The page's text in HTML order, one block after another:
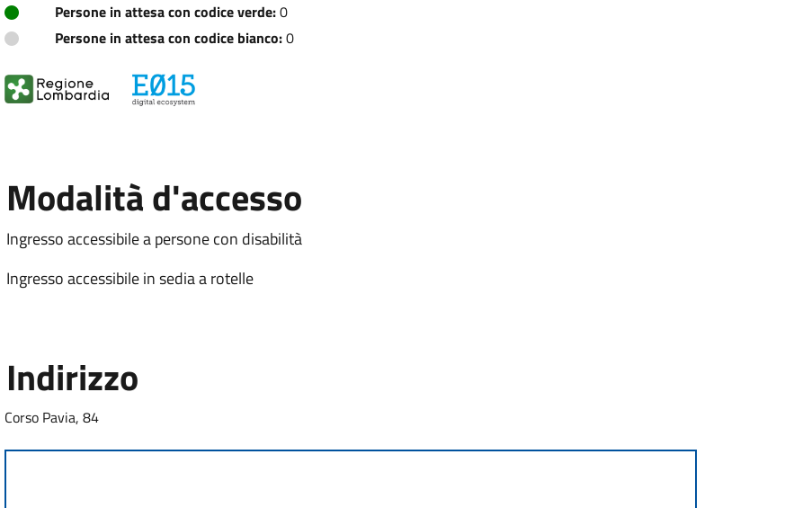
Persone in attesa con codice verde:0
Persone in attesa con codice bianco:0
Modalità d'accesso
Ingresso accessibile a persone con disabilità
Ingresso accessibile in sedia a rotelle
Indirizzo
Corso Pavia, 84